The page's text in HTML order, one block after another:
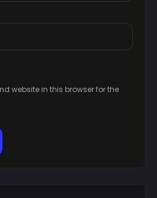
website in this browser for the